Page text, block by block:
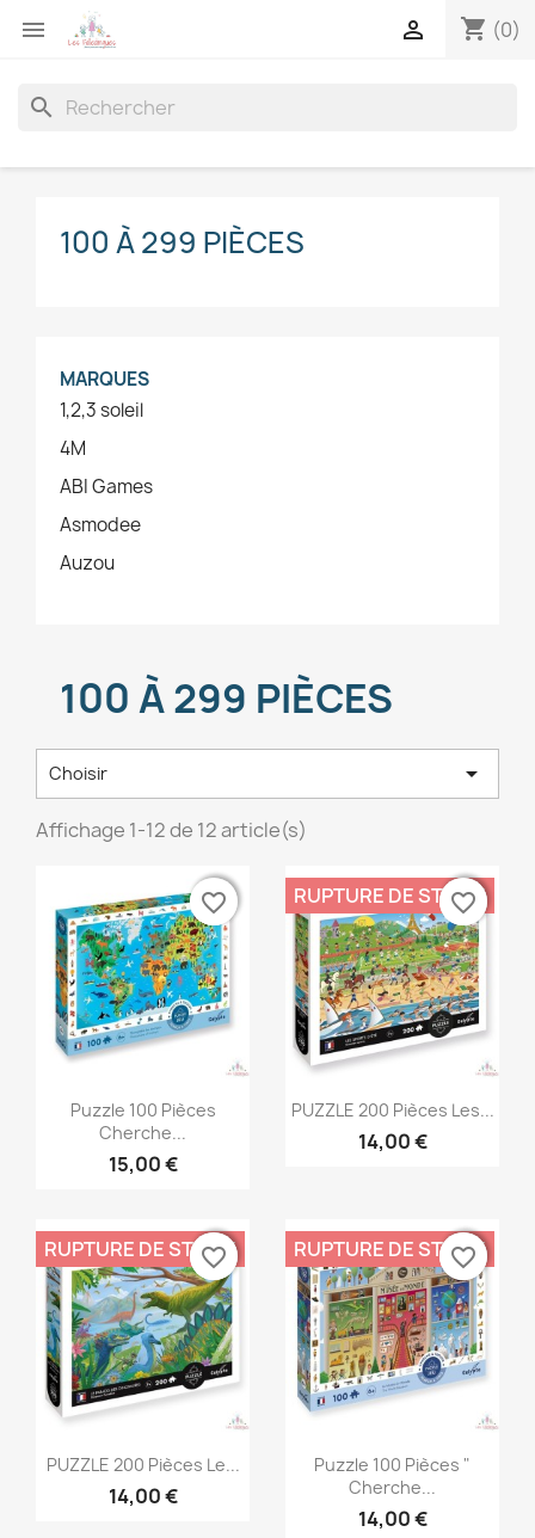
 shopping_cart (0)

search
100 À 299 PIÈCES
MARQUES
1,2,3 soleil
4M
ABI Games
Asmodee
Auzou
100 À 299 PIÈCES
Choisir 
Affichage 1-12 de 12 article(s)
Aperçu rapide
Puzzle 100 Pièces
Cherche...
15,00 €
favorite_border
favorite_border
 Aperçu rapide
PUZZLE 200 Pièces Les...
14,00 €
RUPTURE DE STOCK
favorite_border
favorite_border
Aperçu rapide
PUZZLE 200 Pièces Le...
14,00 €
RUPTURE DE STOCK
favorite_border
favorite_border
Aperçu rapide
Puzzle 100 Pièces "
Cherche...
14,00 €
RUPTURE DE STOCK
favorite_border
favorite_border